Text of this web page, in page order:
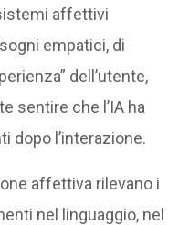
affettivi
empatici, di
dell’utente,
sentire che l’IA ha
dopo l’interazione.
affettiva rilevano i
nel linguaggio, nel